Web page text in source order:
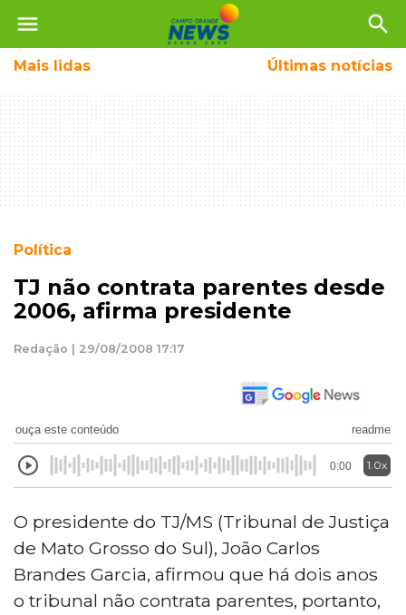
menu search
Mais lidas Últimas notícias
Política
TJ não contrata parentes desde
2006, afirma presidente
Redação | 29/08/2008 17:17
ouça este conteúdo readme
0:00 1.0x
O presidente do TJ/MS (Tribunal de Justiça
de Mato Grosso do Sul), João Carlos
Brandes Garcia, afirmou que há dois anos
o tribunal não contrata parentes, portanto,